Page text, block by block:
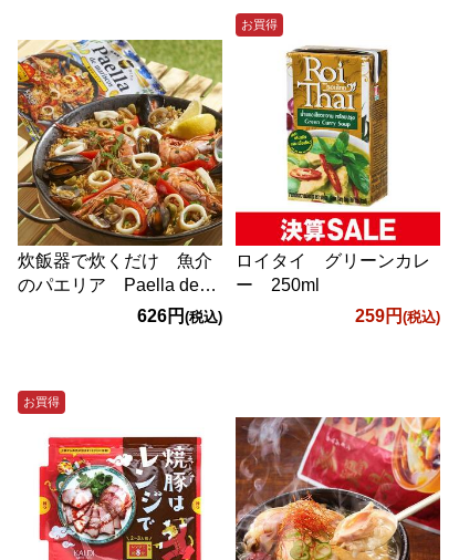
炊飯器で炊くだけ 魚介
のパエリア Paella de
mariscos 280g626円(税込)
お買得
ロイタイ グリーンカレ
ー 250ml
259円 (税込)
お買得